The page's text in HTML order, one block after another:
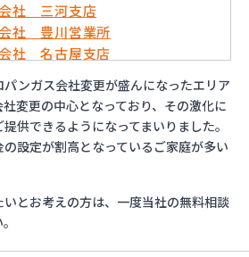
社 三河支店
社 豊川営業所
社 名古屋支店
社 名古屋南営業所
ワ
株式会社 安城営業所
株式会社 西三河支店
株式会社 蒲郡営業所
株式会社 吉良営業所
株式会社 新城営業所
ンガス会社変更が盛んになったエリア
変更の中心となっており、その激化に
供できるようになってまいりました。
設定が割高となっているご家庭が多い
とお考えの方は、一度当社の無料相談